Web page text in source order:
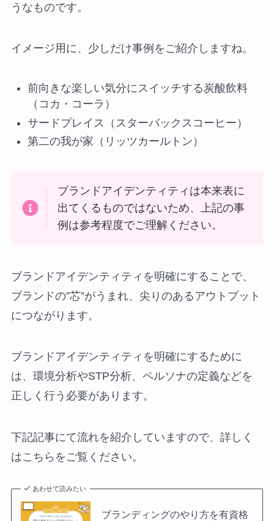
うなものです。
イメージ用に、少しだけ事例をご紹介しますね。
前向きな楽しい気分にスイッチする炭酸飲料
（コカ・コーラ）
サードプレイス（スターバックスコーヒー）
第二の我が家（リッツカールトン）
ブランドアイデンティティは本来表に
出てくるものではないため、上記の事
例は参考程度でご理解ください。
ブランドアイデンティティを明確にすることで、
ブランドの”芯”がうまれ、尖りのあるアウトプット
につながります。
ブランドアイデンティティを明確にするために
は、環境分析やSTP分析、ペルソナの定義などを
正しく行う必要があります。
下記記事にて流れを紹介していますので、詳しく
はこちらをご覧ください。
あわせて読みたい
ブランディングのやり方を有資格